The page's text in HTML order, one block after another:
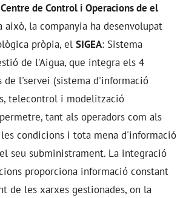
de Control i Operacions de el
això, la companyia ha desenvolupat
pròpia, el SIGEA: Sistema
de l'Aigua, que integra els 4
de l'servei (sistema d'informació
telecontrol i modelització
tant als operadors com als
condicions i tota mena d'informació
seu subministrament. La integració
proporciona informació constant
de les xarxes gestionades, on la